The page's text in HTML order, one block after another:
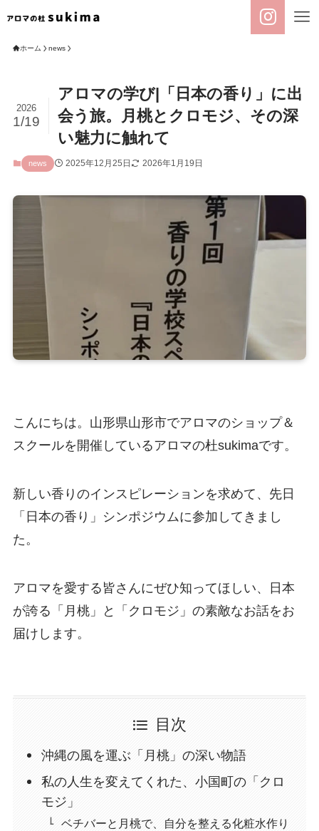
ホーム news
アロマの学び|「日本の香り」に出
会う旅。月桃とクロモジ、その深
い魅力に触れて
2026
1/19
news 2025年12月25日 2026年1月19日
こんにちは。山形県山形市でアロマのショップ＆
スクールを開催しているアロマの杜sukimaです。
新しい香りのインスピレーションを求めて、先日
「日本の香り」シンポジウムに参加してきまし
た。
アロマを愛する皆さんにぜひ知ってほしい、日本
が誇る「月桃」と「クロモジ」の素敵なお話をお
届けします。
目次
沖縄の風を運ぶ「月桃」の深い物語
私の人生を変えてくれた、小国町の「クロ
モジ」
ベチバーと月桃で、自分を整える化粧水作り